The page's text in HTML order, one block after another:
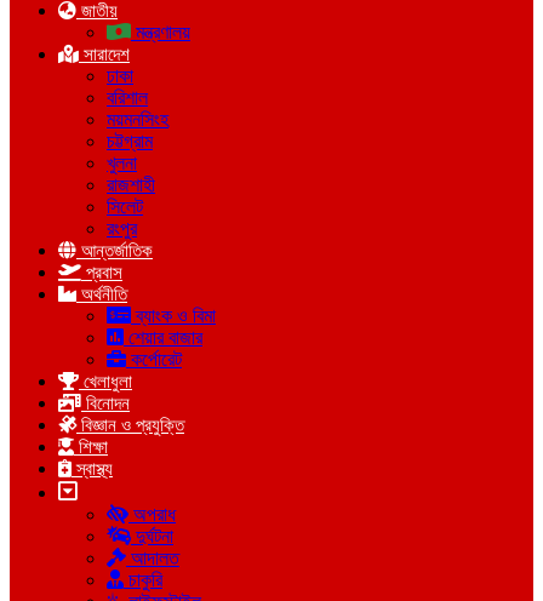
জাতীয়
মন্ত্রণালয়
সারাদেশ
ঢাকা
বরিশাল
ময়মনসিংহ
চট্টগ্রাম
খুলনা
রাজশাহী
সিলেট
রংপুর
আন্তর্জাতিক
প্রবাস
অর্থনীতি
ব্যাংক ও বিমা
শেয়ার বাজার
কর্পোরেট
খেলাধুলা
বিনোদন
বিজ্ঞান ও প্রযুক্তি
শিক্ষা
স্বাস্থ্য
অপরাধ
দুর্ঘটনা
আদালত
চাকুরি